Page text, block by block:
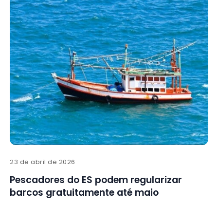
23 de abril de 2026
Pescadores do ES podem regularizar
barcos gratuitamente até maio